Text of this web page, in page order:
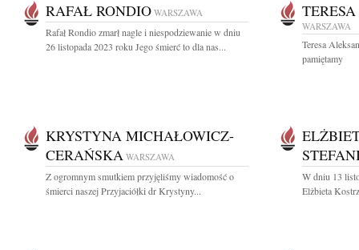
RAFAŁ RONDIO WARSZAWA
Rafał Rondio zmarł nagle i niespodziewanie w dniu
26 listopada 2023 roku Jego śmierć to dla nas...
WARSZAWA
Teresa
pamiętamy
KRYSTYNA MICHAŁOWICZ-
CERAŃSKA WARSZAWA
Z ogromnym smutkiem przyjęliśmy wiadomość o
śmierci naszej Przyjaciółki dr Krystyny...
W dniu 13
Elżbieta